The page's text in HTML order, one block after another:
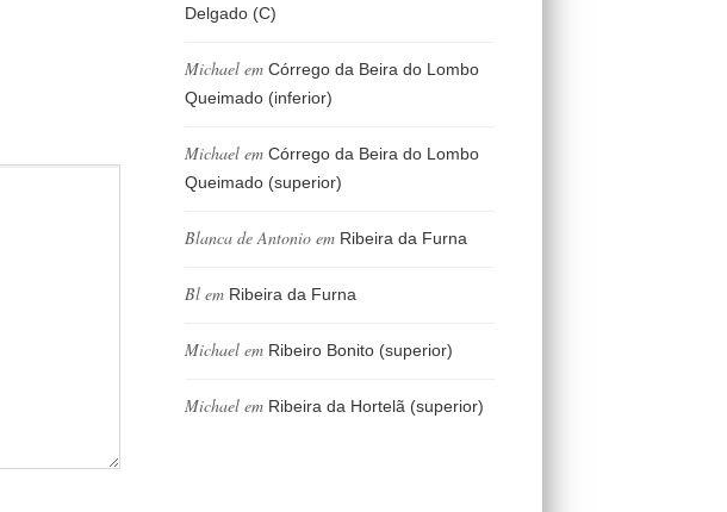
Delgado (C)
Michael em Córrego da Beira do Lombo
Queimado (inferior)
Michael em Córrego da Beira do Lombo
Queimado (superior)
Blanca de Antonio em Ribeira da Furna
Bl em Ribeira da Furna
Michael em Ribeiro Bonito (superior)
Michael em Ribeira da Hortelã (superior)